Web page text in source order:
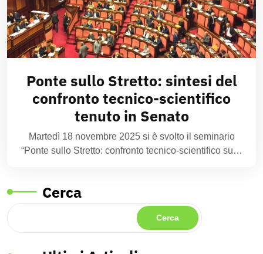
Ponte sullo Stretto: sintesi del
confronto tecnico-scientifico
tenuto in Senato
Martedì 18 novembre 2025 si è svolto il seminario
“Ponte sullo Stretto: confronto tecnico-scientifico su…
Cerca
Cerca